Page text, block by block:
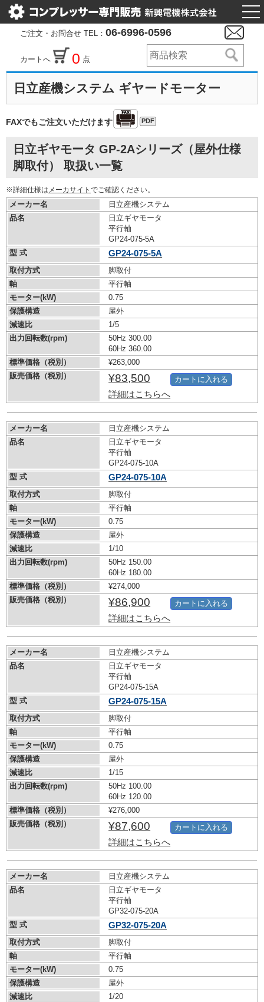
ご注文・お問合せ TEL： 06-6996-0596
カートへ 0 点
日立産機システム ギヤードモーター
FAXでもご注文いただけます PDF
日立ギヤモータ GP-2Aシリーズ（屋外仕様
脚取付） 取扱い一覧
※詳細仕様は メーカサイト でご確認ください。
メーカー名
日立産機システム
品名
日立ギヤモータ
平行軸
GP24-075-5A
型 式
GP24-075-5A
取付方式
脚取付
軸
平行軸
モーター(kW)
0.75
保護構造
屋外
減速比
1/5
出力回転数(rpm)
50Hz 300.00
60Hz 360.00
標準価格（税別）
¥263,000
販売価格（税別）
¥83,500
詳細はこちらへ
カートに入れる
メーカー名
日立産機システム
品名
日立ギヤモータ
平行軸
GP24-075-10A
型 式
GP24-075-10A
取付方式
脚取付
軸
平行軸
モーター(kW)
0.75
保護構造
屋外
減速比
1/10
出力回転数(rpm)
50Hz 150.00
60Hz 180.00
標準価格（税別）
¥274,000
販売価格（税別）
¥86,900
詳細はこちらへ
カートに入れる
メーカー名
日立産機システム
品名
日立ギヤモータ
平行軸
GP24-075-15A
型 式
GP24-075-15A
取付方式
脚取付
軸
平行軸
モーター(kW)
0.75
保護構造
屋外
減速比
1/15
出力回転数(rpm)
50Hz 100.00
60Hz 120.00
標準価格（税別）
¥276,000
販売価格（税別）
¥87,600
詳細はこちらへ
カートに入れる
メーカー名
日立産機システム
品名
日立ギヤモータ
平行軸
GP32-075-20A
型 式
GP32-075-20A
取付方式
脚取付
軸
平行軸
モーター(kW)
0.75
保護構造
屋外
減速比
1/20